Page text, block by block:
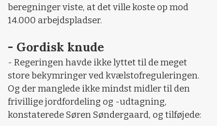
beregninger viste, at det ville koste op mod
14.000 arbejdspladser.
- Gordisk knude
- Regeringen havde ikke lyttet til de meget
store bekymringer ved kvælstofreguleringen.
Og der manglede ikke mindst midler til den
frivillige jordfordeling og -udtagning,
konstaterede Søren Søndergaard, og tilføjede: